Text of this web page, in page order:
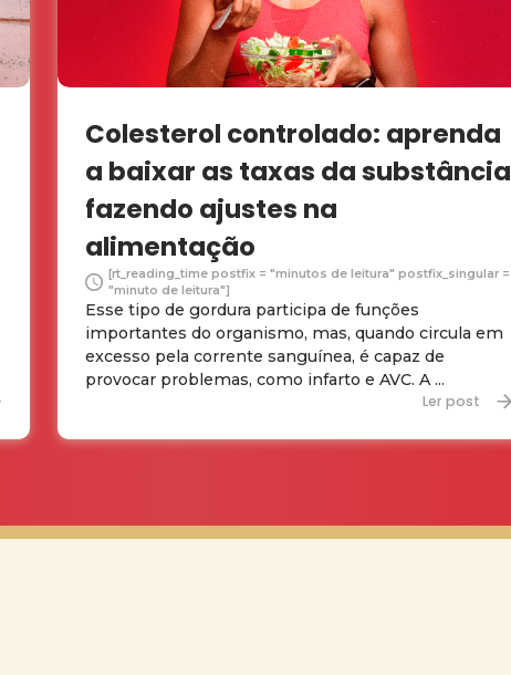
Colesterol controlado: aprenda
a baixar as taxas da substância
fazendo ajustes na
alimentação
[rt_reading_time postfix = "minutos de leitura" postfix_singular =
"minuto de leitura"]
Esse tipo de gordura participa de funções
importantes do organismo, mas, quando circula em
excesso pela corrente sanguínea, é capaz de
provocar problemas, como infarto e AVC. A ...
Ler post